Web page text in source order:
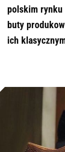
polskim rynku
buty
ich